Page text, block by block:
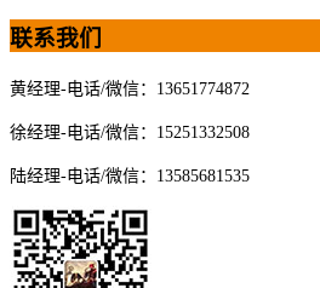
联系我们
黄经理-电话/微信：13651774872
徐经理-电话/微信：15251332508
陆经理-电话/微信：13585681535